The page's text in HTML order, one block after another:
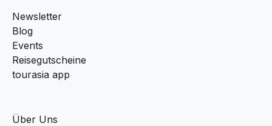
Newsletter
Blog
Events
Reisegutscheine
tourasia app
Über Uns